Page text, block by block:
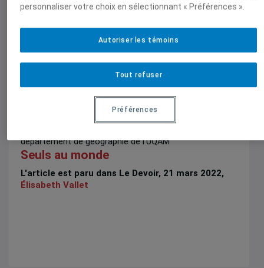
Entrevues dans les médias écrits
département de géographie de l’UQAM
Seuls au monde
L'article est paru dans Le Devoir, 21 mars 2022,
Élisabeth Vallet
personnaliser votre choix en sélectionnant « Préférences ».
Tout refuser
Autoriser les témoins
Préférences